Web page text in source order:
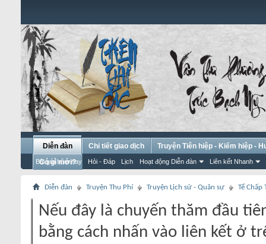
Diễn đàn
Bài gửi hôm nay Hỏi - Đáp Lịch Hoạt động Diễn đàn Liên kết Nhanh
Chi tiết giao dịch
Truyện Tiên hiệp - Kiếm hiệp -
Có gì mới?
Diễn đàn Truyện Thu Phí Truyện Lịch sử - Quân sự Tể Chấp
Nếu đây là chuyến thăm đầu
bằng cách nhấn vào liên kết ở